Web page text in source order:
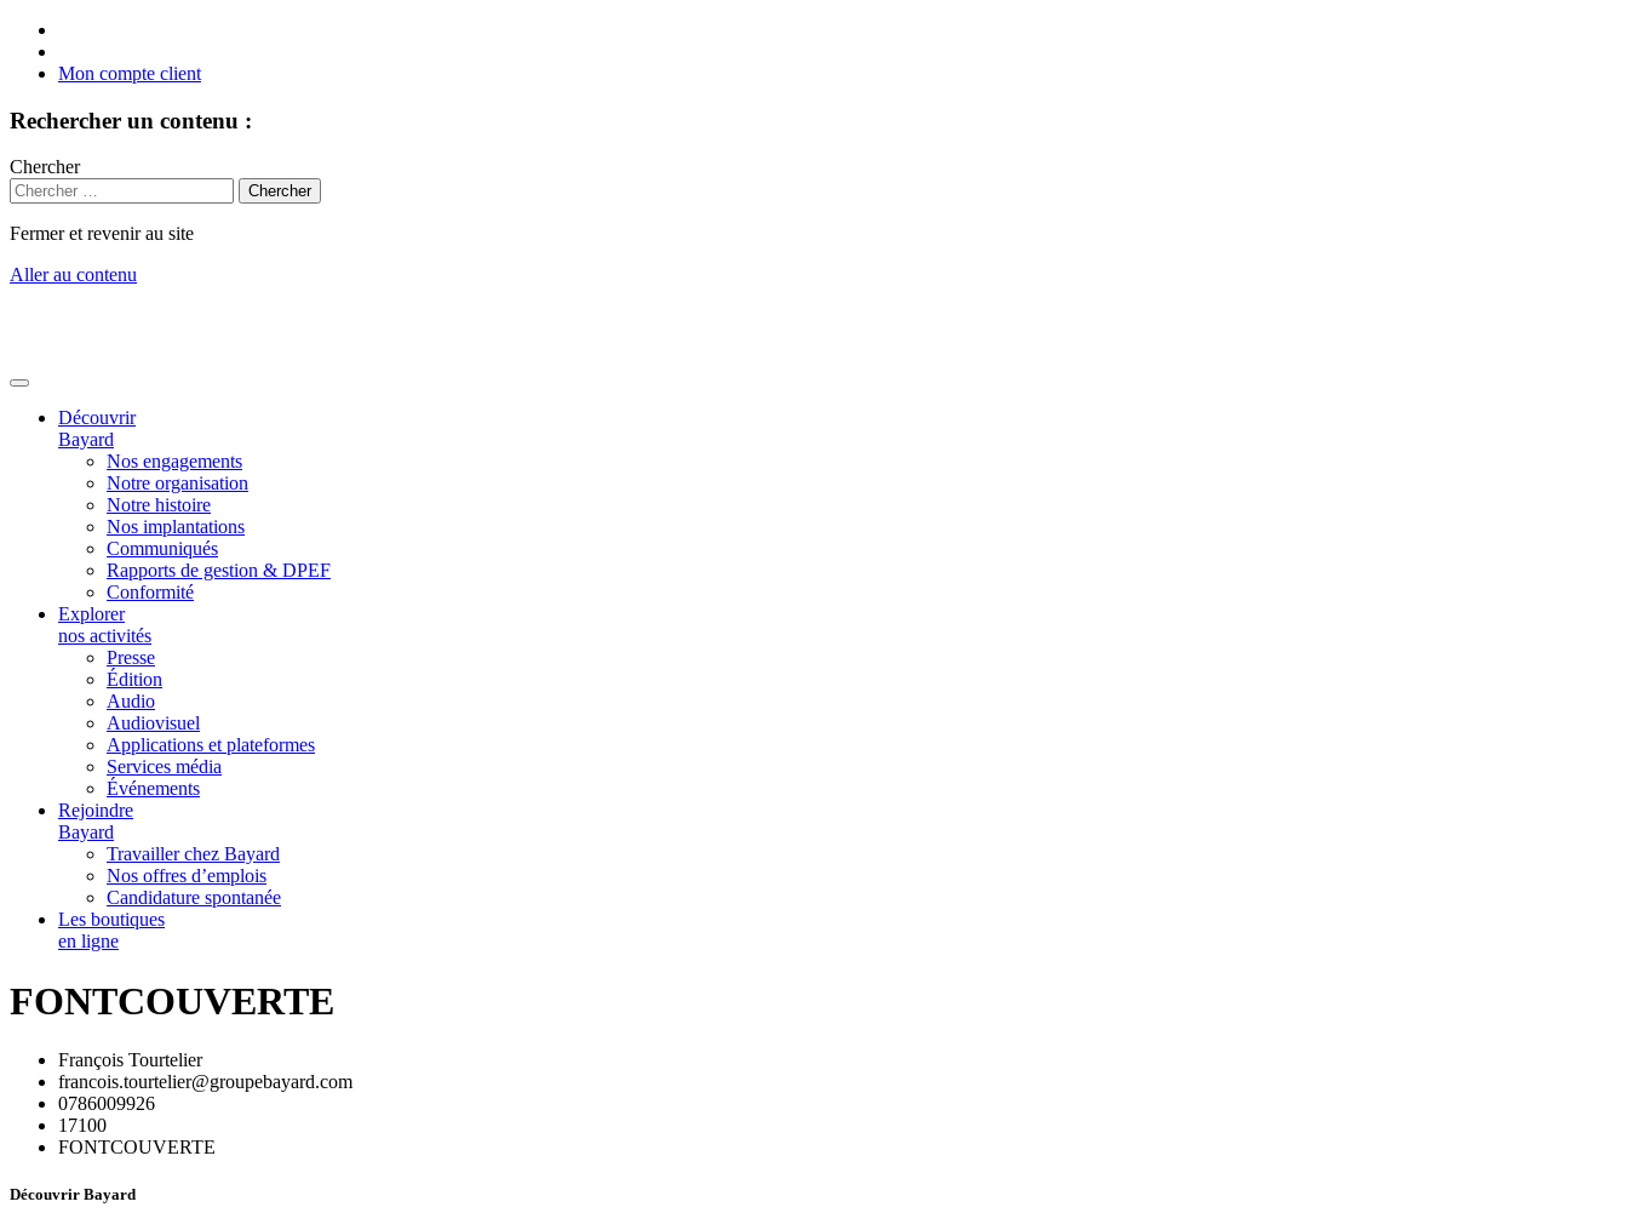
Mon compte client
Rechercher un contenu :
Chercher
Fermer et revenir au site
Aller au contenu
Découvrir
Bayard
Nos engagements
Notre organisation
Notre histoire
Nos implantations
Communiqués
Rapports de gestion & DPEF
Conformité
Explorer
nos activités
Presse
Édition
Audio
Audiovisuel
Applications et plateformes
Services média
Événements
Rejoindre
Bayard
Travailler chez Bayard
Nos offres d’emplois
Candidature spontanée
Les boutiques
en ligne
FONTCOUVERTE
François Tourtelier
francois.tourtelier@groupebayard.com
0786009926
17100
FONTCOUVERTE
Découvrir Bayard